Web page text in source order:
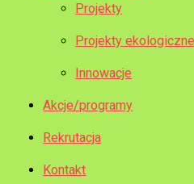
Projekty
Projekty ekologiczne
Innowacje
Akcje/programy
Rekrutacja
Kontakt